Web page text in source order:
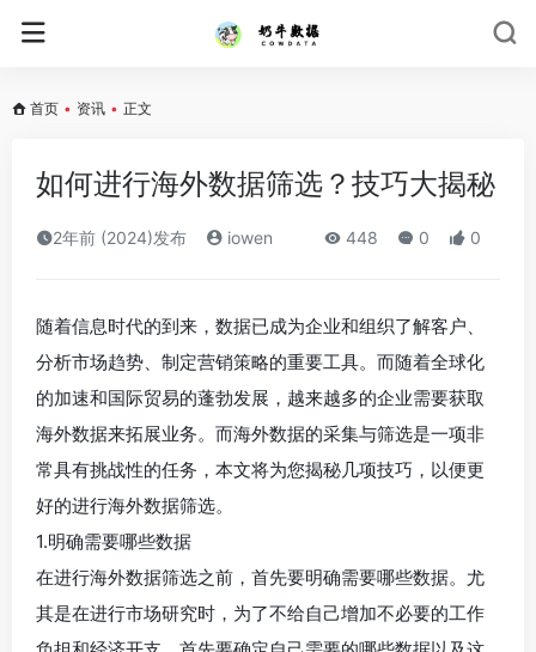
首页 • 资讯 • 正文
如何进行海外数据筛选？技巧大揭秘
2年前 (2024)发布 iowen 448 0 0
随着信息时代的到来，数据已成为企业和组织了解客户、
分析市场趋势、制定营销策略的重要工具。而随着全球化
的加速和国际贸易的蓬勃发展，越来越多的企业需要获取
海外数据来拓展业务。而海外数据的采集与筛选是一项非
常具有挑战性的任务，本文将为您揭秘几项技巧，以便更
好的进行海外数据筛选。
1.明确需要哪些数据
在进行海外数据筛选之前，首先要明确需要哪些数据。尤
其是在进行市场研究时，为了不给自己增加不必要的工作